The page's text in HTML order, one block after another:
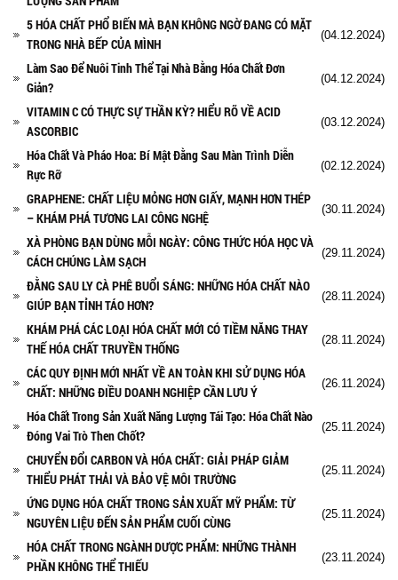
5 HÓA CHẤT PHỔ BIẾN MÀ BẠN KHÔNG NGỜ ĐANG CÓ MẶT
TRONG NHÀ BẾP CỦA MÌNH
(04.12.2024)
Làm Sao Để Nuôi Tinh Thể Tại Nhà Bằng Hóa Chất Đơn
Giản?
(04.12.2024)
VITAMIN C CÓ THỰC SỰ THẦN KỲ? HIỂU RÕ VỀ ACID
ASCORBIC
(03.12.2024)
Hóa Chất Và Pháo Hoa: Bí Mật Đằng Sau Màn Trình Diễn
Rực Rỡ
(02.12.2024)
GRAPHENE: CHẤT LIỆU MỎNG HƠN GIẤY, MẠNH HƠN THÉP
– KHÁM PHÁ TƯƠNG LAI CÔNG NGHỆ
(30.11.2024)
XÀ PHÒNG BẠN DÙNG MỖI NGÀY: CÔNG THỨC HÓA HỌC VÀ
CÁCH CHÚNG LÀM SẠCH
(29.11.2024)
ĐẰNG SAU LY CÀ PHÊ BUỔI SÁNG: NHỮNG HÓA CHẤT NÀO
GIÚP BẠN TỈNH TÁO HƠN?
(28.11.2024)
KHÁM PHÁ CÁC LOẠI HÓA CHẤT MỚI CÓ TIỀM NĂNG THAY
THẾ HÓA CHẤT TRUYỀN THỐNG
(28.11.2024)
CÁC QUY ĐỊNH MỚI NHẤT VỀ AN TOÀN KHI SỬ DỤNG HÓA
CHẤT: NHỮNG ĐIỀU DOANH NGHIỆP CẦN LƯU Ý
(26.11.2024)
Hóa Chất Trong Sản Xuất Năng Lượng Tái Tạo: Hóa Chất Nào
Đóng Vai Trò Then Chốt?
(25.11.2024)
CHUYỂN ĐỔI CARBON VÀ HÓA CHẤT: GIẢI PHÁP GIẢM
THIỂU PHÁT THẢI VÀ BẢO VỆ MÔI TRƯỜNG
(25.11.2024)
ỨNG DỤNG HÓA CHẤT TRONG SẢN XUẤT MỸ PHẨM: TỪ
NGUYÊN LIỆU ĐẾN SẢN PHẨM CUỐI CÙNG
(25.11.2024)
HÓA CHẤT TRONG NGÀNH DƯỢC PHẨM: NHỮNG THÀNH
PHẦN KHÔNG THỂ THIẾU
(23.11.2024)